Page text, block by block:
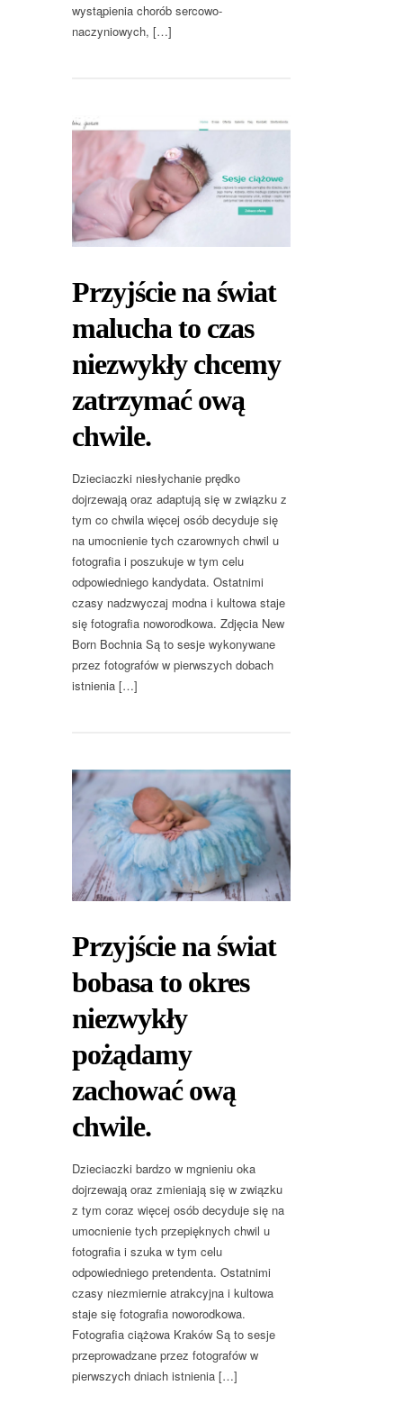
wystąpienia chorób sercowo-
naczyniowych, […]
Przyjście na świat
malucha to czas
niezwykły chcemy
zatrzymać ową
chwile.
Dzieciaczki niesłychanie prędko
dojrzewają oraz adaptują się w związku z
tym co chwila więcej osób decyduje się
na umocnienie tych czarownych chwil u
fotografia i poszukuje w tym celu
odpowiedniego kandydata. Ostatnimi
czasy nadzwyczaj modna i kultowa staje
się fotografia noworodkowa. Zdjęcia New
Born Bochnia Są to sesje wykonywane
przez fotografów w pierwszych dobach
istnienia […]
Przyjście na świat
bobasa to okres
niezwykły
pożądamy
zachować ową
chwile.
Dzieciaczki bardzo w mgnieniu oka
dojrzewają oraz zmieniają się w związku
z tym coraz więcej osób decyduje się na
umocnienie tych przepięknych chwil u
fotografia i szuka w tym celu
odpowiedniego pretendenta. Ostatnimi
czasy niezmiernie atrakcyjna i kultowa
staje się fotografia noworodkowa.
Fotografia ciążowa Kraków Są to sesje
przeprowadzane przez fotografów w
pierwszych dniach istnienia […]